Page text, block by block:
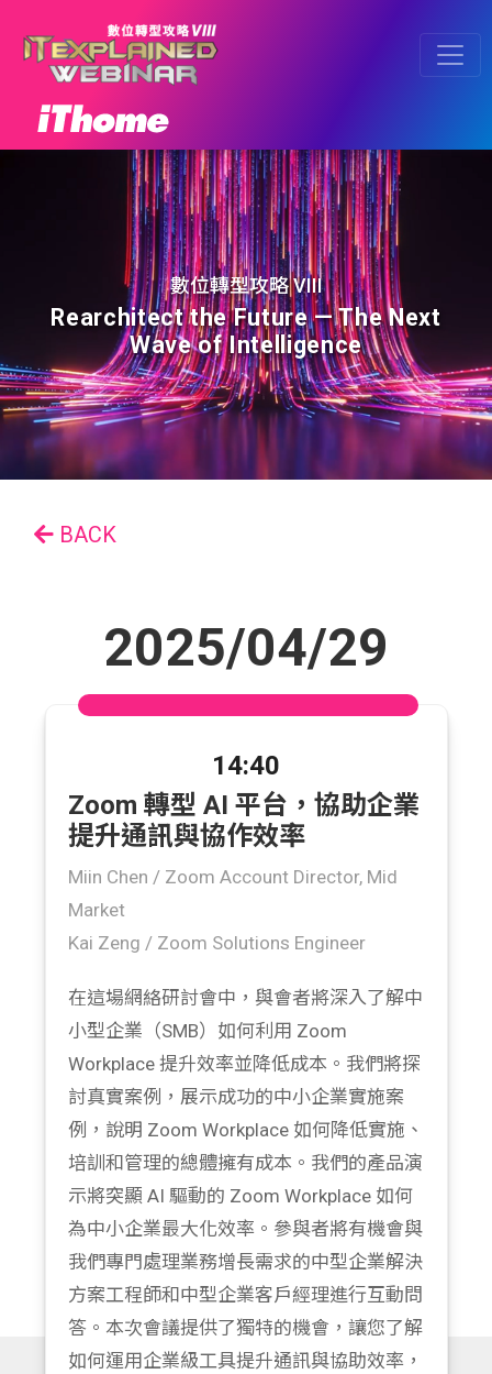
數位轉型攻略 VIII
Rearchitect the Future — The Next
Wave of Intelligence
BACK
2025/04/29
14:40
Zoom 轉型 AI 平台，協助企業
提升通訊與協作效率
Miin Chen / Zoom Account Director, Mid
Market
Kai Zeng / Zoom Solutions Engineer
在這場網絡研討會中，與會者將深入了解中
小型企業（SMB）如何利用 Zoom
Workplace 提升效率並降低成本。我們將探
討真實案例，展示成功的中小企業實施案
例，說明 Zoom Workplace 如何降低實施、
培訓和管理的總體擁有成本。我們的產品演
示將突顯 AI 驅動的 Zoom Workplace 如何
為中小企業最大化效率。參與者將有機會與
我們專門處理業務增長需求的中型企業解決
方案工程師和中型企業客戶經理進行互動問
答。本次會議提供了獨特的機會，讓您了解
如何運用企業級工具提升通訊與協助效率，